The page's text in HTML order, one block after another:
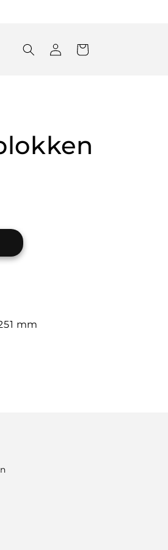
Inloggen
Winkelwagen
mm